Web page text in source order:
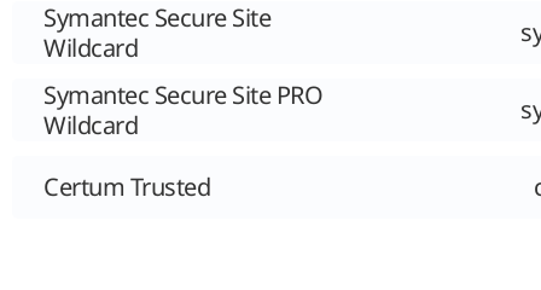
Symantec Secure Site
Wildcard
Symantec Secure Site PRO
Wildcard
Certum Trusted